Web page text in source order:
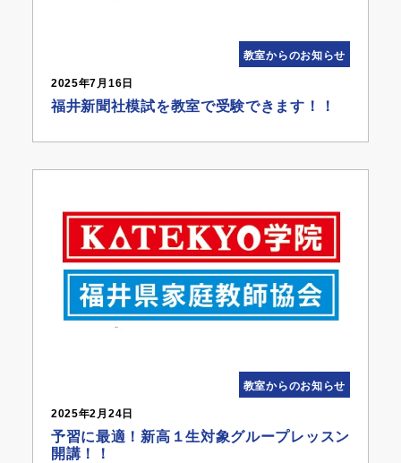
教室からのお知らせ
2025年7月16日
福井新聞社模試を教室で受験できます！！
教室からのお知らせ
2025年2月24日
予習に最適！新高１生対象グループレッスン
開講！！